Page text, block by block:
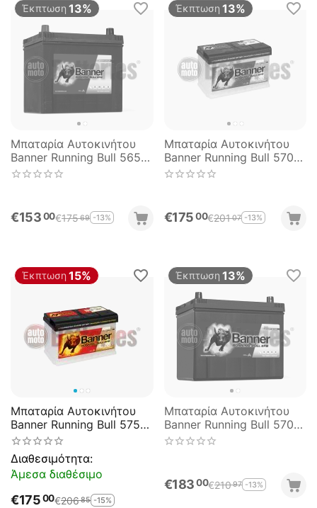
Έκπτωση 13%
Μπαταρία Αυτοκινήτου
Banner Running Bull 56516
Start Stop EFB 65AH
€15300€17569 -13%
Έκπτωση 13%
Μπαταρία Αυτοκινήτου
Banner Running Bull 57011
Start Stop EFB 70AH
€17500€20107 -13%
Έκπτωση 15%
Μπαταρία Αυτοκινήτου
Banner Running Bull 57511
Start Stop EFB Pro 75AH
700EN Εκκίνησης
Διαθεσιμότητα:
Άμεσα διαθέσιμο
€17500€20685 -15%
Έκπτωση 13%
Μπαταρία Αυτοκινήτου
Banner Running Bull 57015
Start Stop EFB 70AH
€18300€21097 -13%